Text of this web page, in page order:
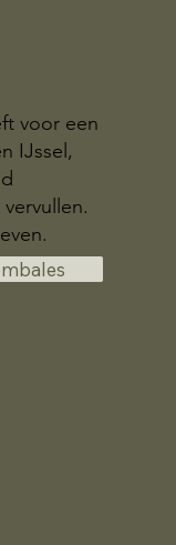
voor een
IJssel,